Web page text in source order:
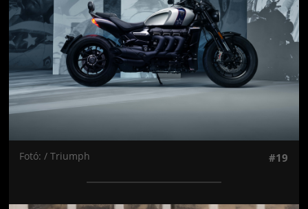
Fotó: / Triumph #19